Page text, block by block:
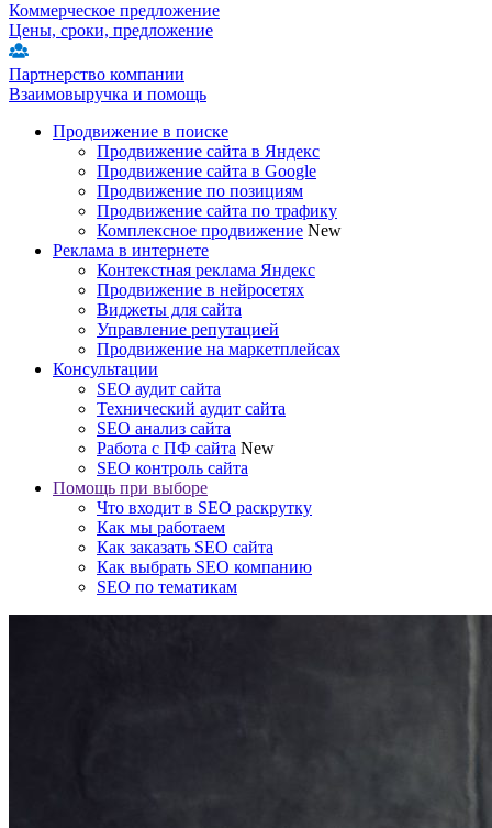
Коммерческое предложение
Цены, сроки, предложение
Партнерство компании
Взаимовыручка и помощь
Продвижение в поиске
Продвижение сайта в Яндекс
Продвижение сайта в Google
Продвижение по позициям
Продвижение сайта по трафику
Комплексное продвижение New
Реклама в интернете
Контекстная реклама Яндекс
Продвижение в нейросетях
Виджеты для сайта
Управление репутацией
Продвижение на маркетплейсах
Консультации
SEO аудит сайта
Технический аудит сайта
SEO анализ сайта
Работа с ПФ сайта New
SEO контроль сайта
Помощь при выборе
Что входит в SEO раскрутку
Как мы работаем
Как заказать SEO сайта
Как выбрать SEO компанию
SEO по тематикам